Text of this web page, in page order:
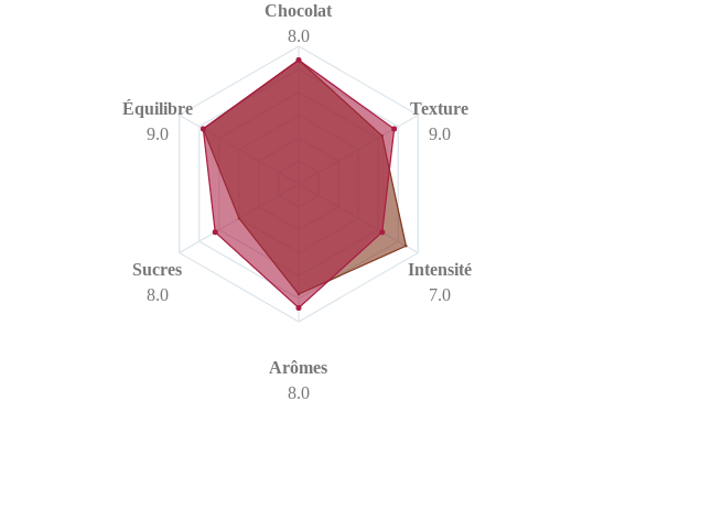
Chocolat
8.0
Texture
9.0
Intensité
7.0
Arômes
8.0
Sucres
8.0
Équilibre
9.0